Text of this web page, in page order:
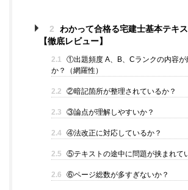
2
わかって合格る宅建士基本テキ
【徹底レビュー】
2.1
①出題頻度 A、B、Cランクの内容が
か？（網羅性）
2.2 ②暗記箇所が整理されているか？
2.3 ③論点が理解しやすいか？
2.4 ④法改正に対応しているか？
2.5 ⑤テキストの途中に問題が挟まれて
2.6 ⑥ページ総数が多すぎないか？